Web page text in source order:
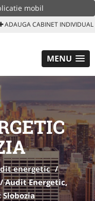
mobil
ADAUGA CABINET INDIVIDUAL
MENU
energetic /
Audit Energetic,